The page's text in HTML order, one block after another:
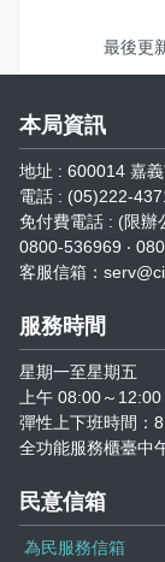
相關連結
稅捐稽徵法專
常見違章案例
災害減免專區
民法調降成年
延、分期繳稅
最後更
本局資訊
地址 : 600014 嘉
電話 : (05)222-
免付費電話 : (限辦
0800-536969 ‧
客服信箱：
服務時間
星期一至星期五
上午 08:00～
彈性上下班時間：
全功能服務櫃臺中
民意信箱
為民服務信箱